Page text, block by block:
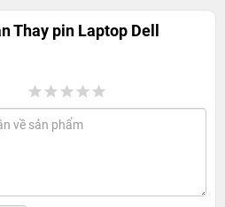
Thay pin Laptop Dell